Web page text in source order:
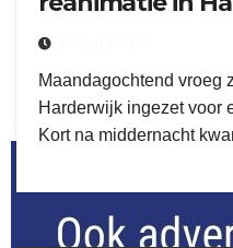
flitsmeister
Maandagochtend vroeg
Harderwijk ingezet voor
Kort na middernacht